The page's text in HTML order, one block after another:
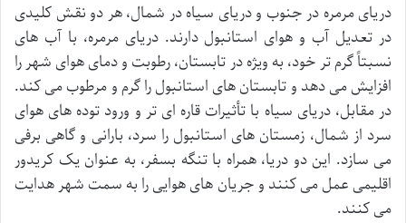
دریای مرمره در جنوب و دریای سیاه در شمال، هر دو نقش کلیدی
در تعدیل آب و هوای استانبول دارند. دریای مرمره، با آب های
نسبتاً گرم تر خود، به ویژه در تابستان، رطوبت و دمای هوای شهر را
افزایش می دهد و تابستان های استانبول را گرم و مرطوب می کند.
در مقابل، دریای سیاه با تأثیرات قاره ای تر و ورود توده های هوای
سرد از شمال، زمستان های استانبول را سرد، بارانی و گاهی برفی
می سازد. این دو دریا، همراه با تنگه بسفر، به عنوان یک کریدور
اقلیمی عمل می کنند و جریان های هوایی را به سمت شهر هدایت
می کنند.